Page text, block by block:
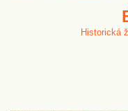
Historická